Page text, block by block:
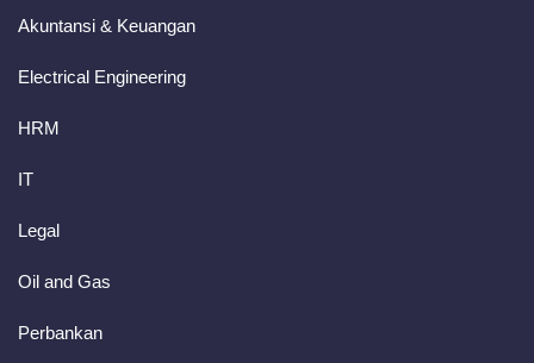
Akuntansi & Keuangan
Electrical Engineering
HRM
IT
Legal
Oil and Gas
Perbankan